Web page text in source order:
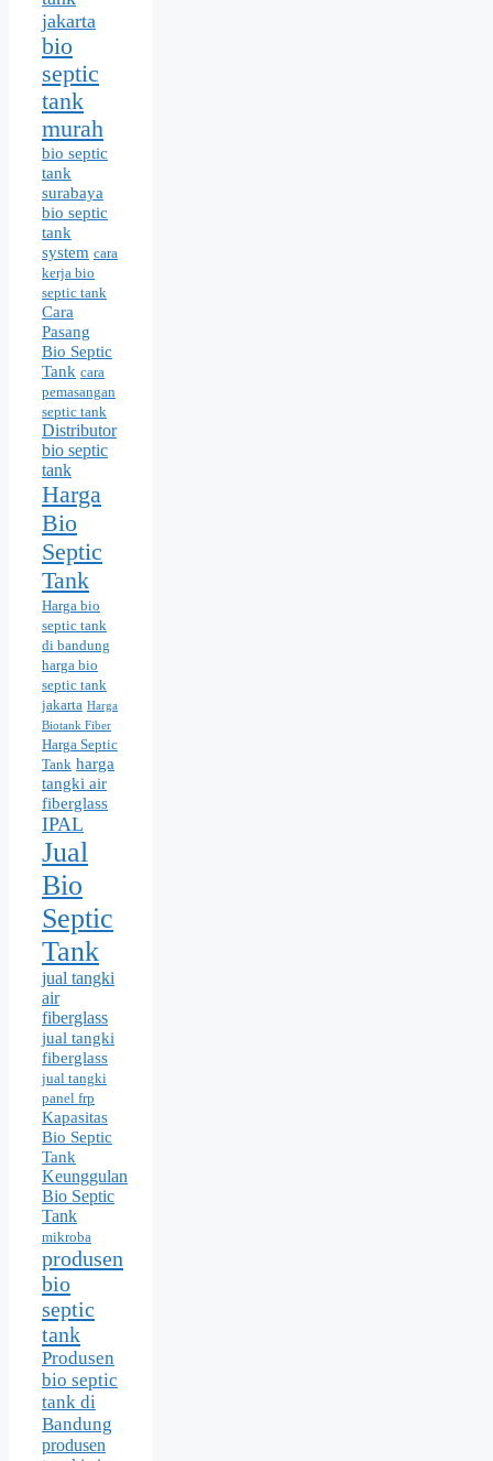
jakarta
bio
septic
tank
murah
bio septic
tank
surabaya
bio septic
tank
system cara
kerja bio
septic tank
Cara
Pasang
Bio Septic
Tank cara
pemasangan
septic tank
Distributor
bio septic
tank
Harga
Bio
Septic
Tank
Harga bio
septic tank
di bandung
harga bio
septic tank
jakarta Harga
Biotank Fiber
Harga Septic
Tank harga
tangki air
fiberglass
IPAL
Jual
Bio
Septic
Tank
jual tangki
air
fiberglass
jual tangki
fiberglass
jual tangki
panel frp
Kapasitas
Bio Septic
Tank
Keunggulan
Bio Septic
Tank
mikroba
produsen
bio
septic
tank
Produsen
bio septic
tank di
Bandung
produsen